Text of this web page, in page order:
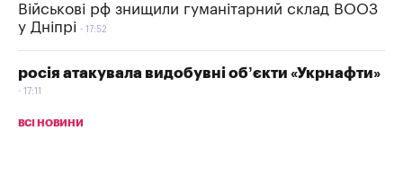
Військові рф знищили гуманітарний склад ВООЗ
у Дніпрі
17:52
росія атакувала видобувні об’єкти «Укрнафти»
17:11
ВСІ НОВИНИ